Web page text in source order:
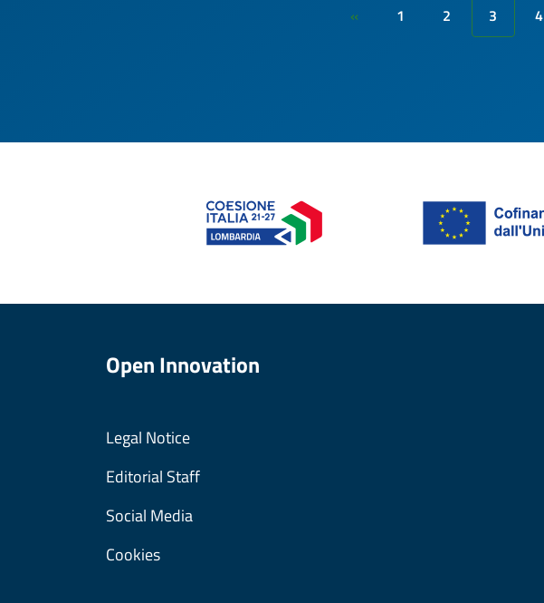
« 1 2 3 4
Open Innovation
Legal Notice
Editorial Staff
Social Media
Cookies